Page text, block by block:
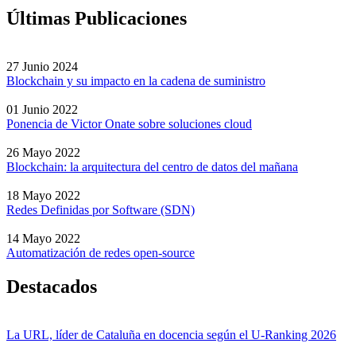
Últimas Publicaciones
27 Junio 2024
Blockchain y su impacto en la cadena de suministro
01 Junio 2022
Ponencia de Victor Onate sobre soluciones cloud
26 Mayo 2022
Blockchain: la arquitectura del centro de datos del mañana
18 Mayo 2022
Redes Definidas por Software (SDN)
14 Mayo 2022
Automatización de redes open-source
Destacados
La URL, líder de Cataluña en docencia según el U-Ranking 2026